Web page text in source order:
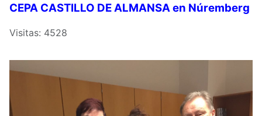
CEPA CASTILLO DE ALMANSA en Núremberg
Visitas: 4528